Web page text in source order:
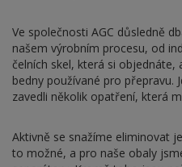
Ve společnosti AGC důsledně
našem výrobním procesu, od
čelních skel, která si
bedny používané pro přepravu.
zavedli několik opatření, která
Aktivně se snažíme eliminovat
to možné, a pro naše obaly